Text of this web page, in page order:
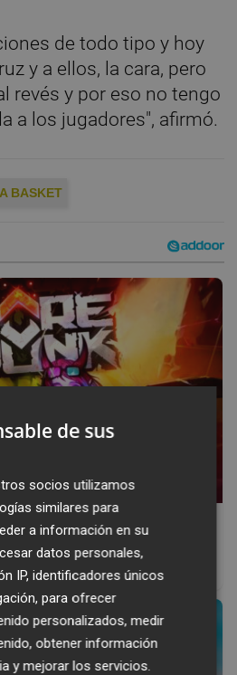
de todo tipo y hoy
y a ellos, la cara, pero
revés y por eso no tengo
a los jugadores", afirmó.
BASKET
de la vieja escuela ¡Cómo los de
de sus
socios utilizamos
similares para
a información en su
datos personales,
IP, identificadores únicos
para ofrecer
personalizados, medir
obtener información
y mejorar los servicios.